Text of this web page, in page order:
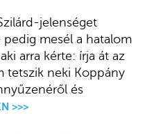
jelenséget
mesél a hatalom
arra kérte: írja át az
tetszik neki Koppány
és
>>>